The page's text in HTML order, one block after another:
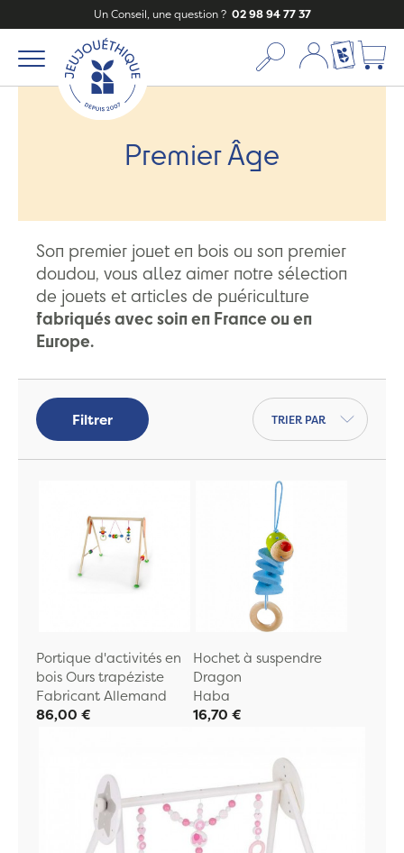
Un Conseil, une question ? 02 98 94 77 37
Mon compte
Ma liste
Premier Âge
Son premier jouet en bois ou son premier
doudou, vous allez aimer notre sélection
de jouets et articles de puériculture
fabriqués avec soin en France ou en
Europe.
Filtrer
Trier par
Portique d'activités en
bois Ours trapéziste
Fabricant Allemand
86,00 €
Hochet à suspendre
Dragon
Haba
16,70 €